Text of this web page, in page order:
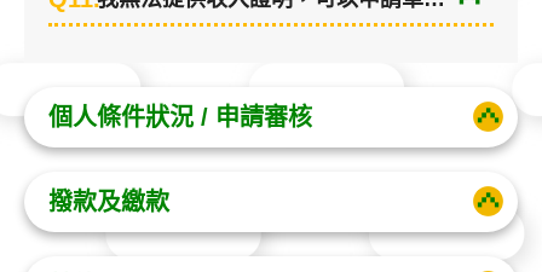
個人條件狀況 / 申請審核
撥款及繳款